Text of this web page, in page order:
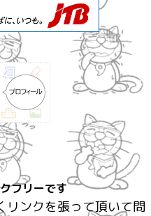
フリーです
リンクを張って頂いて問